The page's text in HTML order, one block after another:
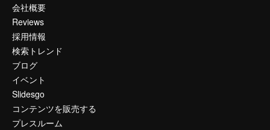
会社概要
Reviews
採用情報
検索トレンド
ブログ
イベント
Slidesgo
コンテンツを販売する
プレスルーム